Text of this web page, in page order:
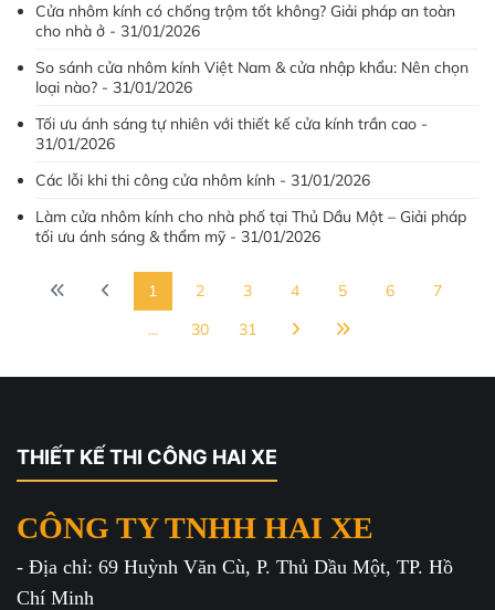
Cửa nhôm kính có chống trộm tốt không? Giải pháp an toàn
cho nhà ở - 31/01/2026
So sánh cửa nhôm kính Việt Nam & cửa nhập khẩu: Nên chọn
loại nào? - 31/01/2026
Tối ưu ánh sáng tự nhiên với thiết kế cửa kính trần cao -
31/01/2026
Các lỗi khi thi công cửa nhôm kính - 31/01/2026
Làm cửa nhôm kính cho nhà phố tại Thủ Dầu Một – Giải pháp
tối ưu ánh sáng & thẩm mỹ - 31/01/2026
1 2 3 4 5 6
7
...
30 31
THIẾT KẾ THI CÔNG HAI XE
CÔNG TY TNHH HAI XE
- Địa chỉ: 69 Huỳnh Văn Cù, P. Thủ Dầu Một, TP. Hồ
Chí Minh